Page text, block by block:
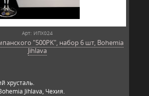
Арт: ИПХ024
"500PK", набор 6 шт, Bohemia
Jihlava
хрусталь.
Jihlava, Чехия.